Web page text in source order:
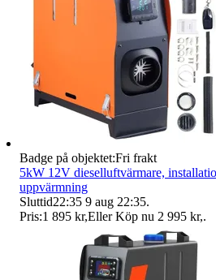
Badge på objektet:Fri frakt
5kW 12V dieselluftvärmare,
uppvärmning
Sluttid22:35 9 aug 22:35.
Pris:1 895 kr,Eller Köp nu 2 995 kr,.